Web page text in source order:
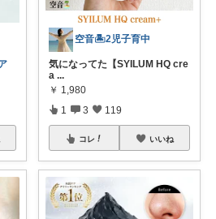
空音🏝️2児子育中
気になってた【SYILUM HQ cre
a ...
￥ 1,980
1 3 119
コレ いいね